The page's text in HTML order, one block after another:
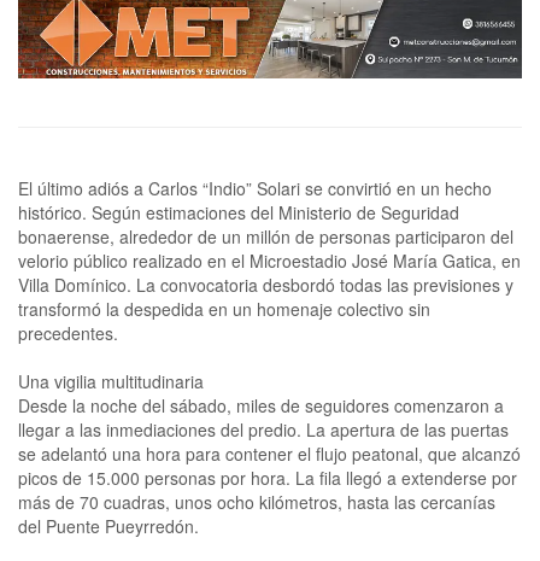
El último adiós a Carlos “Indio” Solari se convirtió en un hecho
histórico. Según estimaciones del Ministerio de Seguridad
bonaerense, alrededor de un millón de personas participaron del
velorio público realizado en el Microestadio José María Gatica, en
Villa Domínico. La convocatoria desbordó todas las previsiones y
transformó la despedida en un homenaje colectivo sin
precedentes.
Una vigilia multitudinaria
Desde la noche del sábado, miles de seguidores comenzaron a
llegar a las inmediaciones del predio. La apertura de las puertas
se adelantó una hora para contener el flujo peatonal, que alcanzó
picos de 15.000 personas por hora. La fila llegó a extenderse por
más de 70 cuadras, unos ocho kilómetros, hasta las cercanías
del Puente Pueyrredón.